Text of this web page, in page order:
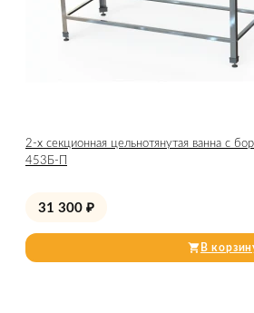
2-х секционная цельнотянутая ванна с
453Б-П
31 300 ₽
В